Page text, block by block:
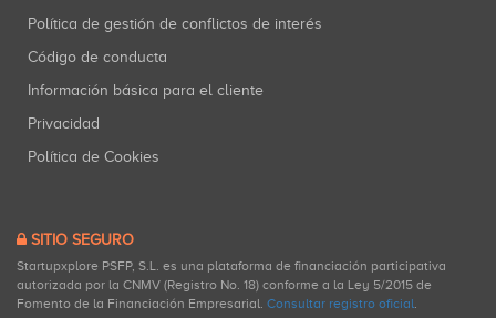
Política de gestión de conflictos de interés
Código de conducta
Información básica para el cliente
Privacidad
Política de Cookies
SITIO SEGURO
Startupxplore PSFP, S.L. es una plataforma de financiación participativa
autorizada por la CNMV (Registro No. 18) conforme a la Ley 5/2015 de
Fomento de la Financiación Empresarial. Consultar registro oficial.